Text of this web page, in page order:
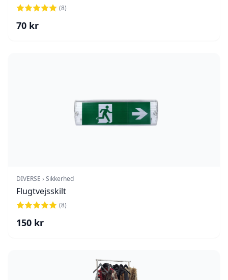
(8)
70 kr
DIVERSE › Sikkerhed
Flugtvejsskilt
(8)
150 kr